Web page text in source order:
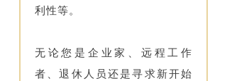
利性等。
无论您是企业家、远程工作
者、退休人员还是寻求新开始